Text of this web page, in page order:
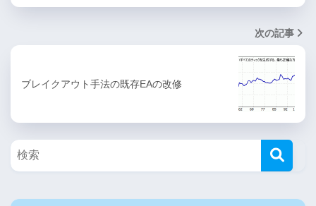
次の記事
ブレイクアウト手法の既存EAの改修